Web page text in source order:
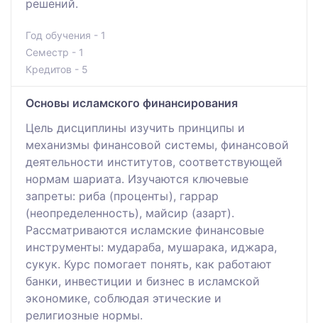
решений.
Год обучения - 1
Семестр - 1
Кредитов - 5
Основы исламского финансирования
Цель дисциплины изучить принципы и
механизмы финансовой системы, финансовой
деятельности институтов, соответствующей
нормам шариата. Изучаются ключевые
запреты: риба (проценты), гаррар
(неопределенность), майсир (азарт).
Рассматриваются исламские финансовые
инструменты: мудараба, мушарака, иджара,
сукук. Курс помогает понять, как работают
банки, инвестиции и бизнес в исламской
экономике, соблюдая этические и
религиозные нормы.